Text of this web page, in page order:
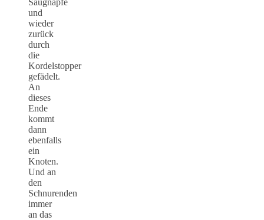
Saugnäpfe
und
wieder
zurück
durch
die
Kordelstopper
gefädelt.
An
dieses
Ende
kommt
dann
ebenfalls
ein
Knoten.
Und an
den
Schnurenden
immer
an das